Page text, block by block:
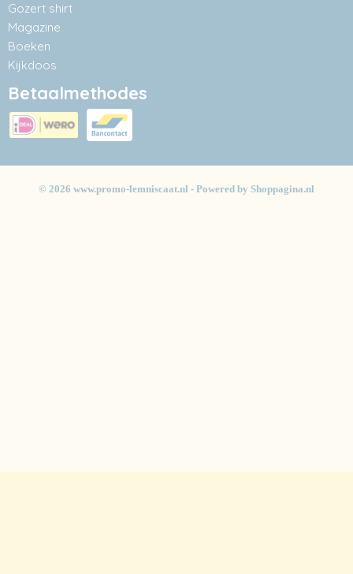
Gozert shirt
Magazine
Boeken
Kijkdoos
Betaalmethodes
© 2026 www.promo-lemniscaat.nl - Powered by Shoppagina.nl